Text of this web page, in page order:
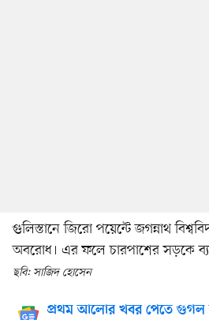
গুলিস্তানে জিরো পয়েন্টে জগন্নাথ
অবরোধ। এর ফলে চারপাশের সড়কে
ছবি: সাজিদ হোসেন
প্রথম আলোর খবর পেতে গুগল